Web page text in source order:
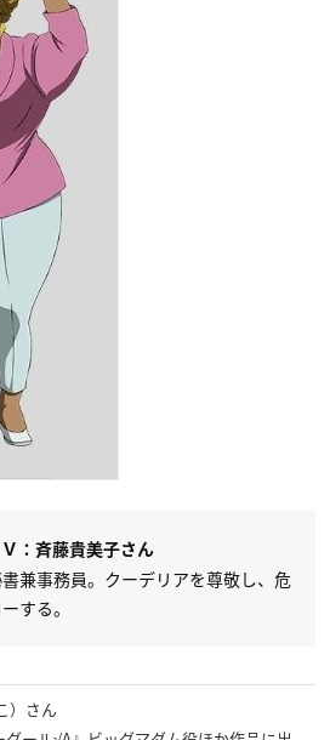
：斉藤貴美子さん
兼事務員。クーデリアを尊敬し、危
する。
）さん